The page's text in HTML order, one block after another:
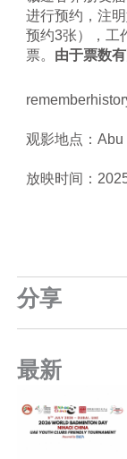
进行预约，注
预约3张），工
票。 由于票数
观影地点：
放映时间：
分享
最新